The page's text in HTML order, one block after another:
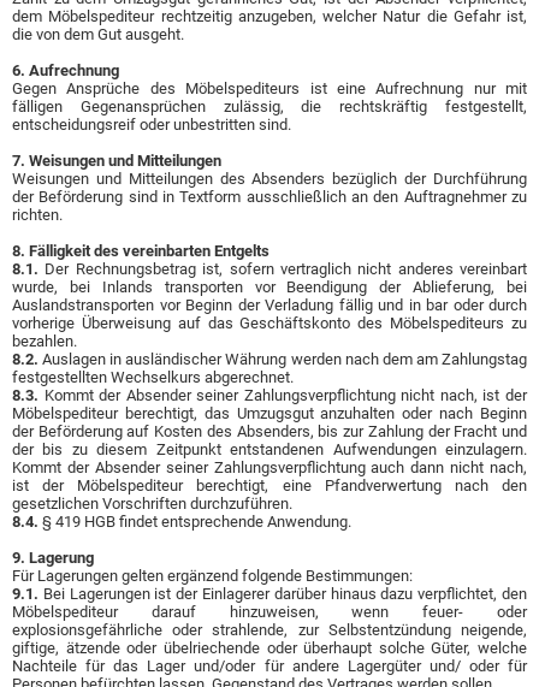
dem Möbelspediteur rechtzeitig anzugeben, welcher Natur die Gefahr ist,
die von dem Gut ausgeht.
6. Aufrechnung
Gegen Ansprüche des Möbelspediteurs ist eine Aufrechnung nur mit
fälligen Gegenansprüchen zulässig, die rechtskräftig festgestellt,
entscheidungsreif oder unbestritten sind.
7. Weisungen und Mitteilungen
Weisungen und Mitteilungen des Absenders bezüglich der Durchführung
der Beförderung sind in Textform ausschließlich an den Auftragnehmer zu
richten.
8. Fälligkeit des vereinbarten Entgelts
8.1. Der Rechnungsbetrag ist, sofern vertraglich nicht anderes vereinbart
wurde, bei Inlands transporten vor Beendigung der Ablieferung, bei
Auslandstransporten vor Beginn der Verladung fällig und in bar oder durch
vorherige Überweisung auf das Geschäftskonto des Möbelspediteurs zu
bezahlen.
8.2. Auslagen in ausländischer Währung werden nach dem am Zahlungstag
festgestellten Wechselkurs abgerechnet.
8.3. Kommt der Absender seiner Zahlungsverpflichtung nicht nach, ist der
Möbelspediteur berechtigt, das Umzugsgut anzuhalten oder nach Beginn
der Beförderung auf Kosten des Absenders, bis zur Zahlung der Fracht und
der bis zu diesem Zeitpunkt entstandenen Aufwendungen einzulagern.
Kommt der Absender seiner Zahlungsverpflichtung auch dann nicht nach,
ist der Möbelspediteur berechtigt, eine Pfandverwertung nach den
gesetzlichen Vorschriften durchzuführen.
8.4. § 419 HGB findet entsprechende Anwendung.
9. Lagerung
Für Lagerungen gelten ergänzend folgende Bestimmungen:
9.1. Bei Lagerungen ist der Einlagerer darüber hinaus dazu verpflichtet, den
Möbelspediteur darauf hinzuweisen, wenn feuer- oder
explosionsgefährliche oder strahlende, zur Selbstentzündung neigende,
giftige, ätzende oder übelriechende oder überhaupt solche Güter, welche
Nachteile für das Lager und/oder für andere Lagergüter und/ oder für